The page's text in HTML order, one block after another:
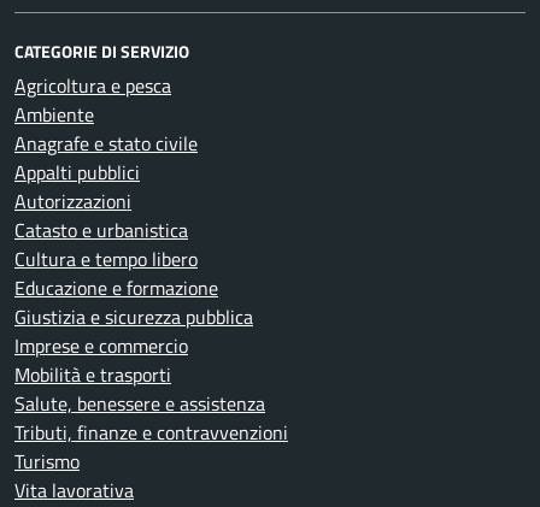
CATEGORIE DI SERVIZIO
Agricoltura e pesca
Ambiente
Anagrafe e stato civile
Appalti pubblici
Autorizzazioni
Catasto e urbanistica
Cultura e tempo libero
Educazione e formazione
Giustizia e sicurezza pubblica
Imprese e commercio
Mobilità e trasporti
Salute, benessere e assistenza
Tributi, finanze e contravvenzioni
Turismo
Vita lavorativa